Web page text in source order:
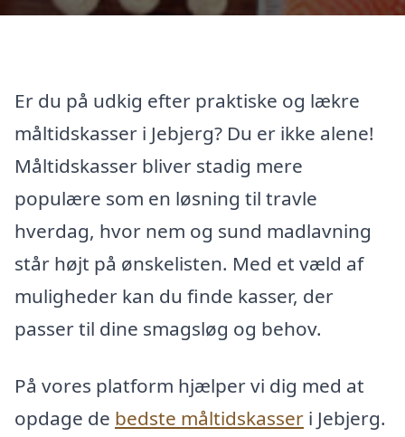
Er du på udkig efter praktiske og lækre
måltidskasser i Jebjerg? Du er ikke alene!
Måltidskasser bliver stadig mere
populære som en løsning til travle
hverdag, hvor nem og sund madlavning
står højt på ønskelisten. Med et væld af
muligheder kan du finde kasser, der
passer til dine smagsløg og behov.
På vores platform hjælper vi dig med at
opdage de bedste måltidskasser i Jebjerg.